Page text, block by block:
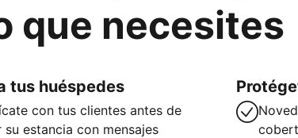
que necesites
tus huéspedes
con tus clientes antes de
su estancia con mensajes